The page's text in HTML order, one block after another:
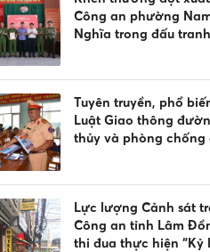
Công an phường
Nghĩa trong đấu tranh
Tuyên truyền, phổ
Luật Giao thông
thủy và phòng chống
Lực lượng Cảnh sát
Công an tỉnh Lâm
thi đua thực hiện “Kỷ